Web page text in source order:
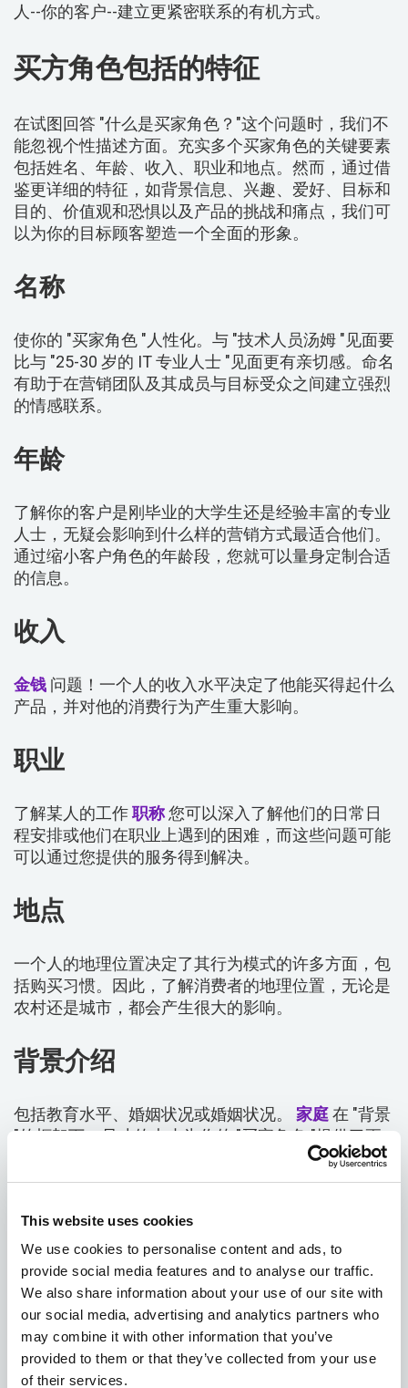
This website uses cookies
We use cookies to personalise content and ads, to
provide social media features and to analyse our traffic.
We also share information about your use of our site with
our social media, advertising and analytics partners who
may combine it with other information that you’ve
provided to them or that they’ve collected from your use
of their services.
人--你的客户--建立更紧密联系的有机方式。
买方角色包括的特征
在试图回答 "什么是买家角色？"这个问题时，我们不
能忽视个性描述方面。充实多个买家角色的关键要素
包括姓名、年龄、收入、职业和地点。然而，通过借
鉴更详细的特征，如背景信息、兴趣、爱好、目标和
目的、价值观和恐惧以及产品的挑战和痛点，我们可
以为你的目标顾客塑造一个全面的形象。
名称
使你的 "买家角色 "人性化。与 "技术人员汤姆 "见面要
比与 "25-30 岁的 IT 专业人士 "见面更有亲切感。命名
有助于在营销团队及其成员与目标受众之间建立强烈
的情感联系。
年龄
了解你的客户是刚毕业的大学生还是经验丰富的专业
人士，无疑会影响到什么样的营销方式最适合他们。
通过缩小客户角色的年龄段，您就可以量身定制合适
的信息。
收入
金钱 问题！一个人的收入水平决定了他能买得起什么
产品，并对他的消费行为产生重大影响。
职业
了解某人的工作职称您可以深入了解他们的日常日
程安排或他们在职业上遇到的困难，而这些问题可能
可以通过您提供的服务得到解决。
地点
一个人的地理位置决定了其行为模式的许多方面，包
括购买习惯。因此，了解消费者的地理位置，无论是
农村还是城市，都会产生很大的影响。
背景介绍
包括教育水平、婚姻状况或婚姻状况。 家庭在 "背景
"的框架下，尺寸的大小为你的 "买家角色 "提供了更
兴趣爱好
虽然听起来很琐碎，但了解一个人的兴趣可以为客户
参与提供新的机会
业余爱好